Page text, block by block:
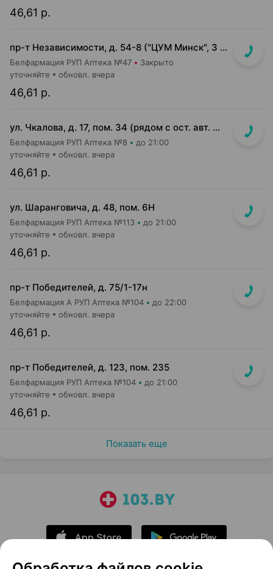
46,61 р.
пр-т Независимости, д. 54-8 ("ЦУМ Минск", 3 этаж со стороны метро)
Белфармация РУП Аптека №47 Закрыто
46,61 р.
уточняйте обновл. вчера
ул. Чкалова, д. 17, пом. 34 (рядом с ост. авт. №100)
Белфармация РУП Аптека №8 до 21:00
46,61 р.
уточняйте обновл. вчера
ул. Шаранговича, д. 48, пом. 6Н
Белфармация РУП Аптека №113 до 21:00
46,61 р.
уточняйте обновл. вчера
пр-т Победителей, д. 75/1-17н
Белфармация А РУП Аптека №104 до 22:00
46,61 р.
уточняйте обновл. вчера
пр-т Победителей, д. 123, пом. 235
Белфармация РУП Аптека №104 до 21:00
46,61 р.
уточняйте обновл. вчера
Показать еще